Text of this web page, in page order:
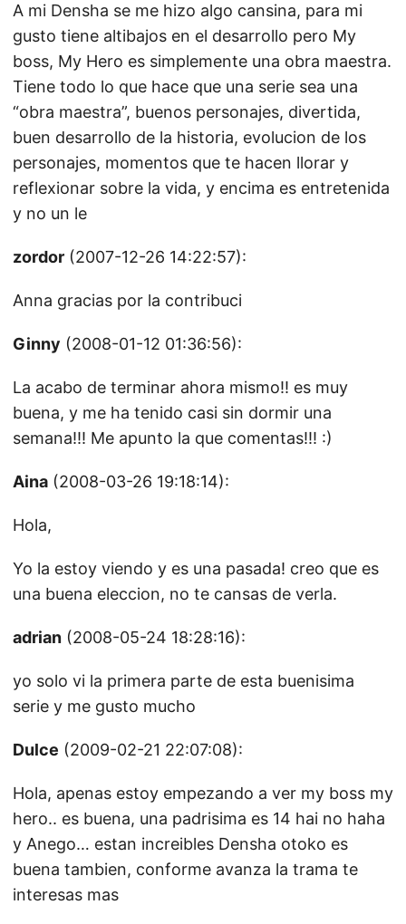
A mi Densha se me hizo algo cansina, para mi
gusto tiene altibajos en el desarrollo pero My
boss, My Hero es simplemente una obra maestra.
Tiene todo lo que hace que una serie sea una
“obra maestra”, buenos personajes, divertida,
buen desarrollo de la historia, evolucion de los
personajes, momentos que te hacen llorar y
reflexionar sobre la vida, y encima es entretenida
y no un le
zordor (2007-12-26 14:22:57):
Anna gracias por la contribuci
Ginny (2008-01-12 01:36:56):
La acabo de terminar ahora mismo!! es muy
buena, y me ha tenido casi sin dormir una
semana!!! Me apunto la que comentas!!! :)
Aina (2008-03-26 19:18:14):
Hola,
Yo la estoy viendo y es una pasada! creo que es
una buena eleccion, no te cansas de verla.
adrian (2008-05-24 18:28:16):
yo solo vi la primera parte de esta buenisima
serie y me gusto mucho
Dulce (2009-02-21 22:07:08):
Hola, apenas estoy empezando a ver my boss my
hero.. es buena, una padrisima es 14 hai no haha
y Anego… estan increibles Densha otoko es
buena tambien, conforme avanza la trama te
interesas mas